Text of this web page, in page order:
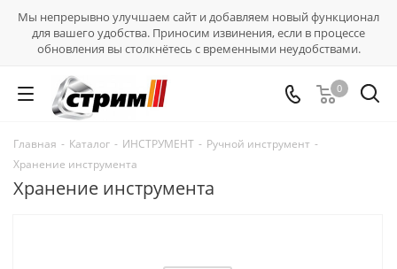
Мы непрерывно улучшаем сайт и добавляем новый функционал
для вашего удобства. Приносим извинения, если в процессе
обновления вы столкнётесь с временными неудобствами.
0
Главная - Каталог - ИНСТРУМЕНТ - Ручной инструмент -
Хранение инструмента
Хранение инструмента